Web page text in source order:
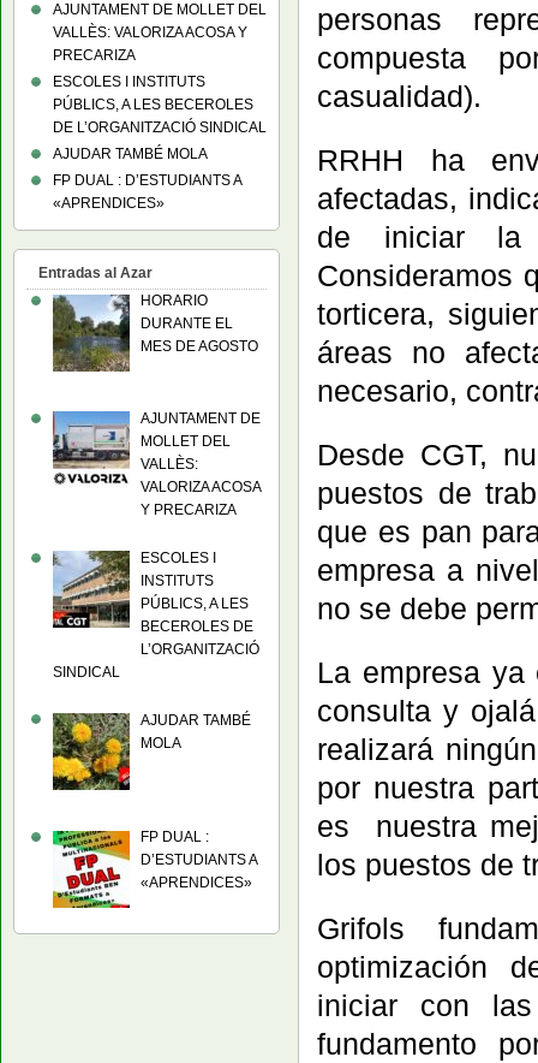
personas
compuesta
casualidad).
RRHH ha
afectadas,
de iniciar la
Consideramos
torticera,
áreas no
necesario,
Desde CGT,
puestos de
que es pan
empresa a
no se debe
La empresa
consulta y
realizará
por nuestra
es nuestra
los puestos de
Grifols
optimización
iniciar con
fundamento
AJUNTAMENT DE MOLLET DEL
VALLÈS: VALORIZA ACOSA Y
PRECARIZA
ESCOLES I INSTITUTS
PÚBLICS, A LES BECEROLES
DE L’ORGANITZACIÓ SINDICAL
AJUDAR TAMBÉ MOLA
FP DUAL : D’ESTUDIANTS A
«APRENDICES»
Entradas al Azar
HORARIO
DURANTE EL
MES DE AGOSTO
AJUNTAMENT DE
MOLLET DEL
VALLÈS:
VALORIZA ACOSA
Y PRECARIZA
ESCOLES I
INSTITUTS
PÚBLICS, A LES
BECEROLES DE
L’ORGANITZACIÓ
SINDICAL
AJUDAR TAMBÉ
MOLA
FP DUAL :
D’ESTUDIANTS A
«APRENDICES»